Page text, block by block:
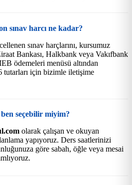
sınav harcı ne kadar?
sınav harçlarını, kursumuz
Bankası, Halkbank veya Vakıfbank
ödemeleri menüsü altından
tutarları için bizimle iletişime
seçebilir miyim?
olarak çalışan ve okuyan
yapıyoruz. Ders saatlerinizi
göre sabah, öğle veya mesai